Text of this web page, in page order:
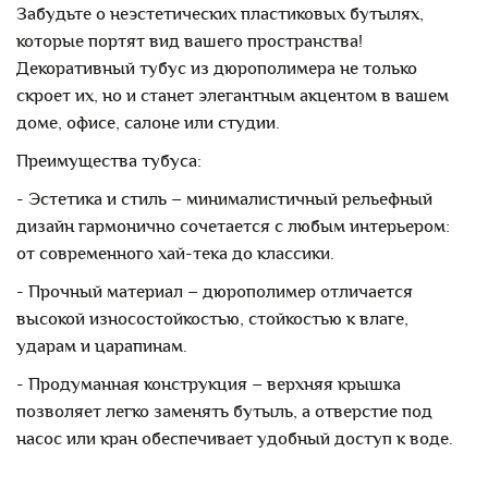
Забудьте о неэстетических пластиковых бутылях,
которые портят вид вашего пространства!
Декоративный тубус из дюрополимера не только
скроет их, но и станет элегантным акцентом в вашем
доме, офисе, салоне или студии.
Преимущества тубуса:
- Эстетика и стиль – минималистичный рельефный
дизайн гармонично сочетается с любым интерьером:
от современного хай-тека до классики.
- Прочный материал – дюрополимер отличается
высокой износостойкостью, стойкостью к влаге,
ударам и царапинам.
- Продуманная конструкция – верхняя крышка
позволяет легко заменять бутыль, а отверстие под
насос или кран обеспечивает удобный доступ к воде.